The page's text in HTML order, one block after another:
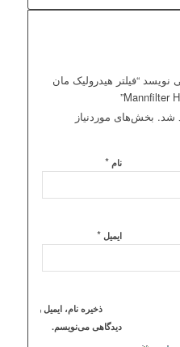
“فیلتر هیدرولیک مان
شد. بخش‌های موردنیاز
نام *
ایمیل *
ذخیره نام، ایمیل و وبسایت
دیدگاهی می‌نویسم.